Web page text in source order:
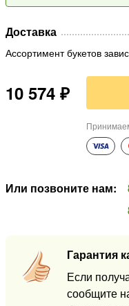
Доставка
Ассортимент букетов
10 574 ₽
Или позвоните нам:
Гарантия
Если
сообщите